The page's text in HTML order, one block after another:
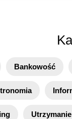
Bankowość
Utrzymanie